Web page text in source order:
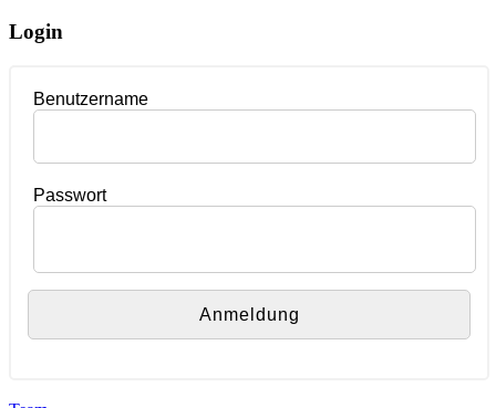
Login
Benutzername
Passwort